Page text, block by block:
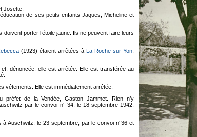
Josette.
de ses petits-enfants Jaques, Micheline et
porter l’étoile jaune. Ils ne peuvent faire leurs
(1923) étaient arrêtées à La Roche-sur-Yon
dénoncée, elle est arrêtée. Elle est transférée au
vêtements. Elle est immédiatement arrêtée.
préfet de la Vendée, Gaston Jammet. Rien n’y
par le convoi n° 34, le 18 septembre 1942,
Auschwitz, le 23 septembre, par le convoi n°36 et